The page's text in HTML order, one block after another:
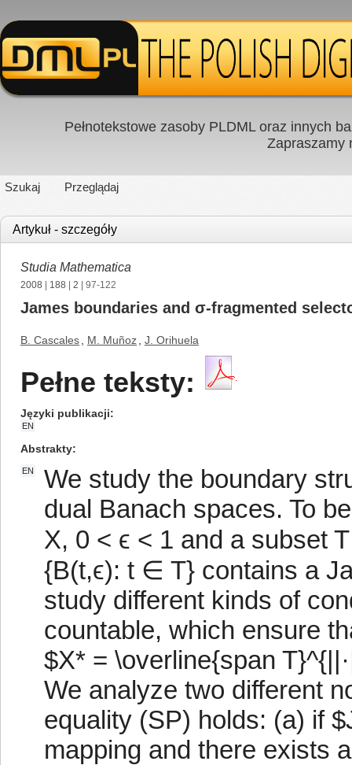
Pełnotekstowe zasoby PLDML oraz innych
Zapraszamy
Szukaj Przeglądaj
Artykuł - szczegóły
Studia Mathematica
2008 188 2 | 97-122
James boundaries and σ-fragmented
B. Cascales M. Muñoz J. Orihuela
Pełne teksty:
Języki publikacji
EN
Abstrakty
EN
We study the boundary
dual Banach spaces. To
X, 0 < ϵ < 1 and a subset
{B(t,ϵ): t ∈ T} contains a
study different kinds of
countable, which ensure
$X* = \overline{span
We analyze two different
equality (SP) holds: (a) if
mapping and there exists